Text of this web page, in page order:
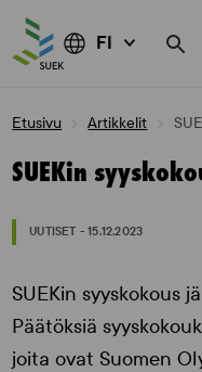
FI
Etusivu Artikkelit
SUEKin
UUTISET - 15.12.2023
SUEKin syyskokous
Päätöksiä
joita ovat Suomen